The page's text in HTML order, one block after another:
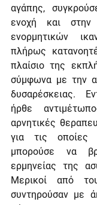
αγάπης,
ενοχή και στην
ενορμητικών
πλήρως
πλαίσιο της
σύμφωνα με την
δυσαρέσκειας.
ήρθε
αρνητικές
για τις
μπορούσε να
ερμηνείας της
Μερικοί από
συντηρούσαν με